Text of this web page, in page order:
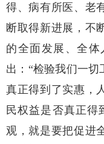
得、病有所医、老
断取得新进展，不
的全面发展、全
出：“检验我们一
真正得到了实惠，
民权益是否真正得
观，就是要把促进